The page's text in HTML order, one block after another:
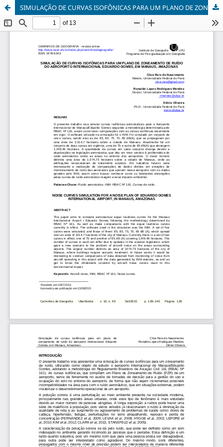
SIMULAÇÃO DE CURVAS ISOFÔNICAS PARA UM PLANO DE ZONEAMENTO DE RUÍDO DO AEROPORTO INTERNACIONAL EDUARDO GOMES, EM MANAUS, AMAZONAS